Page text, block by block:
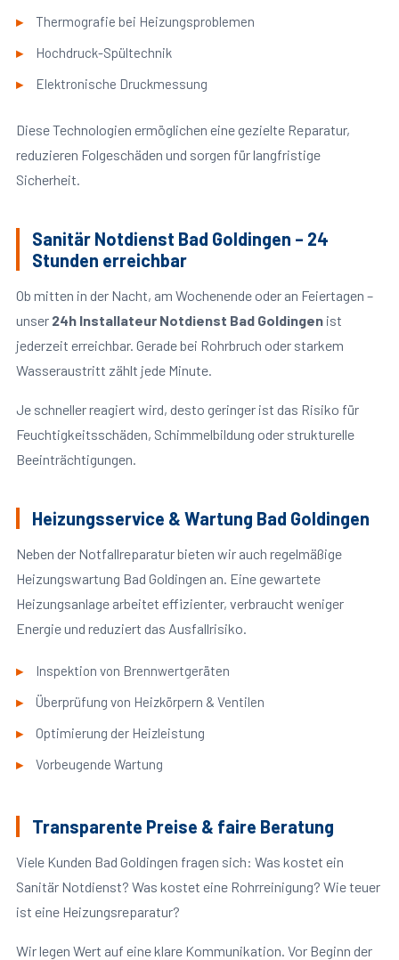
Thermografie bei Heizungsproblemen
Hochdruck-Spültechnik
Elektronische Druckmessung
Diese Technologien ermöglichen eine gezielte Reparatur,
reduzieren Folgeschäden und sorgen für langfristige
Sicherheit.
Sanitär Notdienst Bad Goldingen – 24
Stunden erreichbar
Ob mitten in der Nacht, am Wochenende oder an Feiertagen –
unser 24h Installateur Notdienst Bad Goldingenist
jederzeit erreichbar. Gerade bei Rohrbruch oder starkem
Wasseraustritt zählt jede Minute.
Je schneller reagiert wird, desto geringer ist das Risiko für
Feuchtigkeitsschäden, Schimmelbildung oder strukturelle
Beeinträchtigungen.
Heizungsservice & Wartung Bad Goldingen
Neben der Notfallreparatur bieten wir auch regelmäßige
Heizungswartung Bad Goldingen an. Eine gewartete
Heizungsanlage arbeitet effizienter, verbraucht weniger
Energie und reduziert das Ausfallrisiko.
Inspektion von Brennwertgeräten
Überprüfung von Heizkörpern & Ventilen
Optimierung der Heizleistung
Vorbeugende Wartung
Transparente Preise & faire Beratung
Viele Kunden Bad Goldingen fragen sich: Was kostet ein
Sanitär Notdienst? Was kostet eine Rohrreinigung? Wie teuer
ist eine Heizungsreparatur?
Wir legen Wert auf eine klare Kommunikation. Vor Beginn der